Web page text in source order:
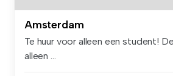
Amsterdam
Te huur voor alleen een student!
alleen ...